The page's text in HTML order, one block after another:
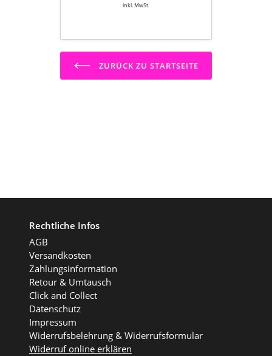
inkl. MwSt.
ZURÜCK ZU STARTSEITE
Rechtliche Infos
AGB
Versandkosten
Zahlungsinformation
Retour & Umtausch
Click and Collect
Datenschutz
Impressum
Widerrufsbelehrung & Widerrufsformular
Widerruf online erklären